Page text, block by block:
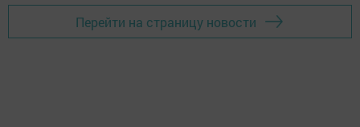
Перейти на страницу новости